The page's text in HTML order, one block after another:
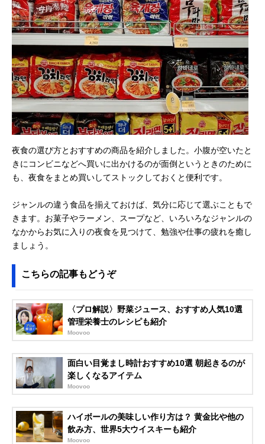
夜食の選び方とおすすめの商品を紹介しました。小腹が空いたと
きにコンビニなどへ買いに出かけるのが面倒というときのために
も、夜食をまとめ買いしてストックしておくと便利です。
ジャンルの違う食品を揃えておけば、気分に応じて選ぶこともで
きます。お菓子やラーメン、スープなど、いろいろなジャンルの
なかからお気に入りの夜食を見つけて、勉強や仕事の疲れを癒し
ましょう。
こちらの記事もどうぞ
〈プロ解説〉野菜ジュース、おすすめ人気10選
管理栄養士のレシピも紹介
Moovoo
面白い目覚まし時計おすすめ10選 朝起きるのが
楽しくなるアイテム
Moovoo
ハイボールの美味しい作り方は？ 黄金比や他の
飲み方、世界5大ウイスキーも紹介
Moovoo